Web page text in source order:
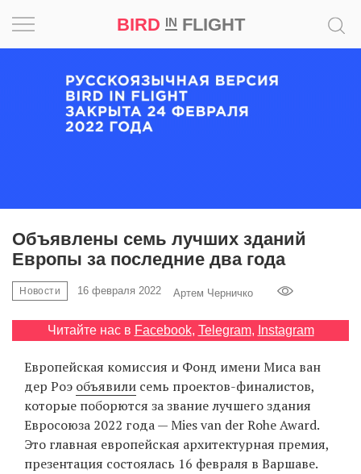
BIRD INFLIGHT
Объявлены семь лучших зданий
Европы за последние два года
Новости 16 февраля 2022 Артем Черничко
Читайте нас в Facebook, Telegram, Instagram
Европейская комиссия и Фонд имени Миса ван
дер Роэ объявили семь проектов-финалистов,
которые поборются за звание лучшего здания
Евросоюза 2022 года — Mies van der Rohe Award.
Это главная европейская архитектурная премия,
презентация состоялась 16 февраля в Варшаве.